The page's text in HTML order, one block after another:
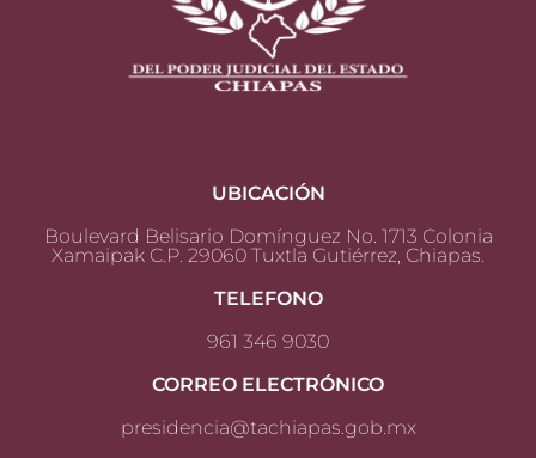
UBICACIÓN
Boulevard Belisario Domínguez No. 1713 Colonia
Xamaipak C.P. 29060 Tuxtla Gutiérrez, Chiapas.
TELEFONO
961 346 9030
CORREO ELECTRÓNICO
presidencia@tachiapas.gob.mx